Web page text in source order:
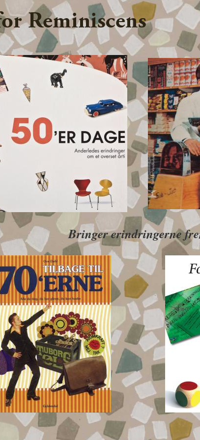
Jump to navigation
Bringer erindringerne